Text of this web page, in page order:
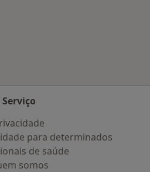
Serviço
para determinados
de saúde
somos